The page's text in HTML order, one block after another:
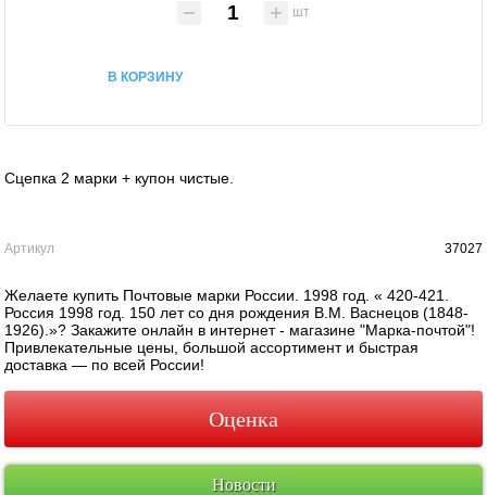
шт
В КОРЗИНУ
Сцепка 2 марки + купон чистые.
Артикул 37027
Желаете купить Почтовые марки России. 1998 год. « 420-421.
Россия 1998 год. 150 лет со дня рождения В.М. Васнецов (1848-
1926).»? Закажите онлайн в интернет - магазине "Марка-почтой"!
Привлекательные цены, большой ассортимент и быстрая
доставка — по всей России!
Оценка
Новости